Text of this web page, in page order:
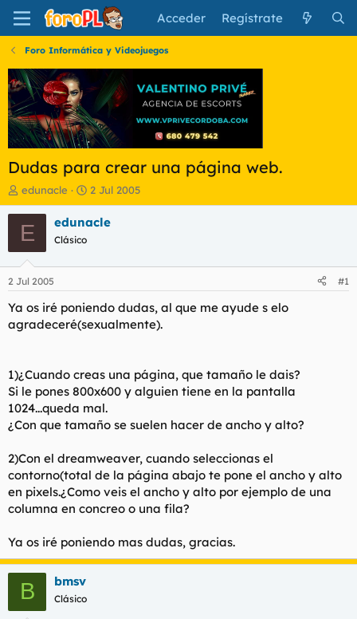
Acceder Regístrate
Foro Informática y Videojuegos
Dudas para crear una página web.
I
n
i
c
a
d
o
r
e
e
m
a
edunacle
F
e
c
i
n
c
2 Jul 2005
E edunacle
Clásico
2 Jul 2005 #1
Ya os iré poniendo dudas, al que me ayude s elo
agradeceré(sexualmente).
1)¿Cuando creas una página, que tamaño le dais?
Si le pones 800x600 y alguien tiene en la pantalla
1024...queda mal.
¿Con que tamaño se suelen hacer de ancho y alto?
2)Con el dreamweaver, cuando seleccionas el
contorno(total de la página abajo te pone el ancho y alto
en pixels.¿Como veis el ancho y alto por ejemplo de una
columna en concreo o una fila?
Ya os iré poniendo mas dudas, gracias.
B bmsv
Clásico